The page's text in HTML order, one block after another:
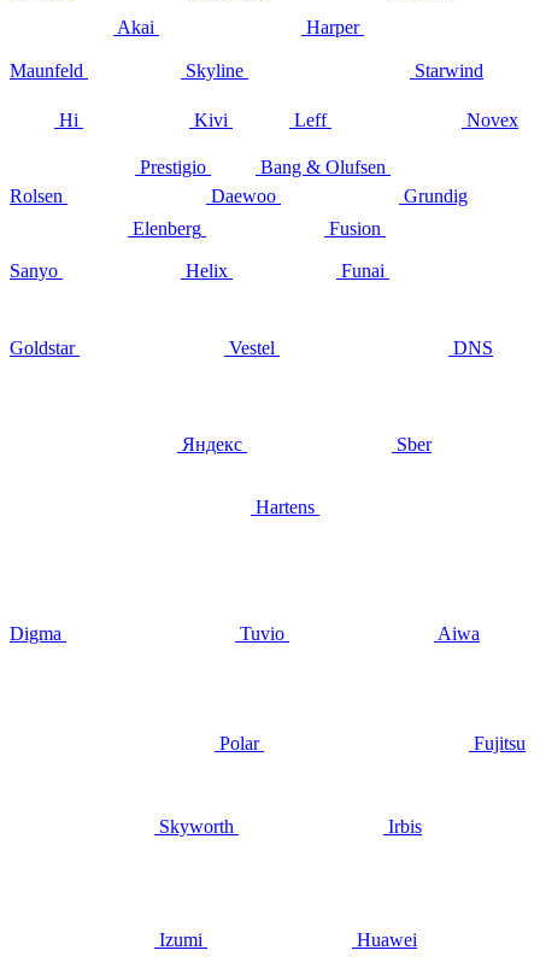
Akai
Harper
Maunfeld Skyline Starwind
Hi Kivi Leff Novex
Prestigio
Bang & Olufsen
Rolsen
Daewoo
Grundig
Elenberg
Fusion
Sanyo Helix Funai
Goldstar Vestel DNS
Яндекс Sber
Hartens
Digma Tuvio Aiwa
Polar Fujitsu
Skyworth Irbis
Izumi
Huawei